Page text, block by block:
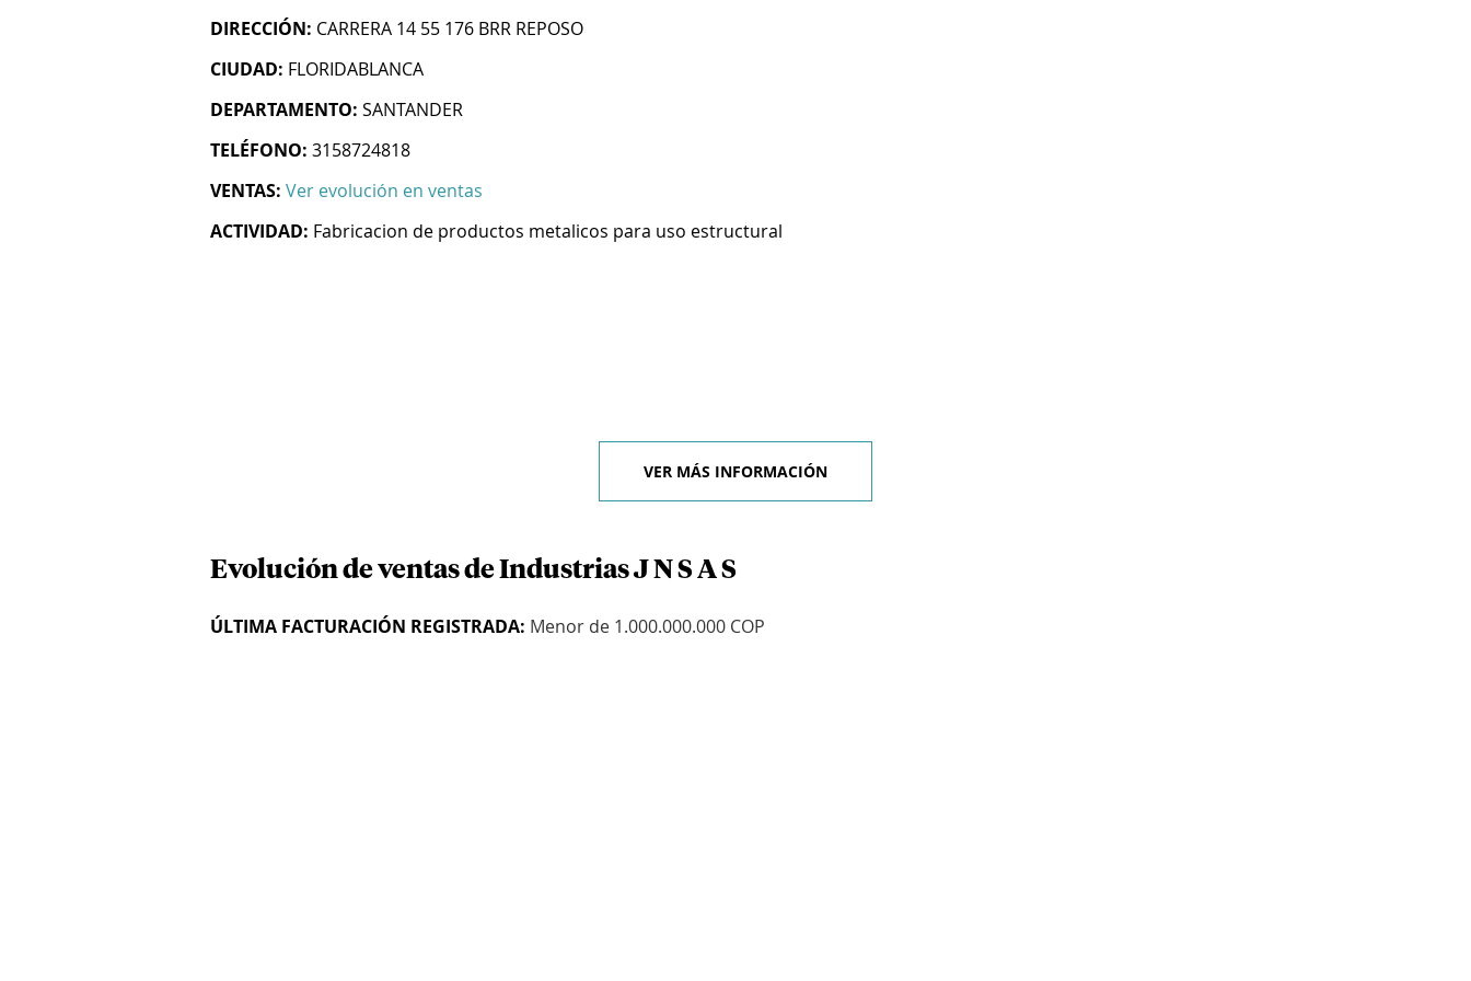
DIRECCIÓN: CARRERA 14 55 176 BRR REPOSO
CIUDAD: FLORIDABLANCA
DEPARTAMENTO: SANTANDER
TELÉFONO: 3158724818
VENTAS: Ver evolución en ventas
ACTIVIDAD: Fabricacion de productos metalicos para uso estructural
VER MÁS INFORMACIÓN
Evolución de ventas de Industrias J N S A S
ÚLTIMA FACTURACIÓN REGISTRADA: Menor de 1.000.000.000 COP